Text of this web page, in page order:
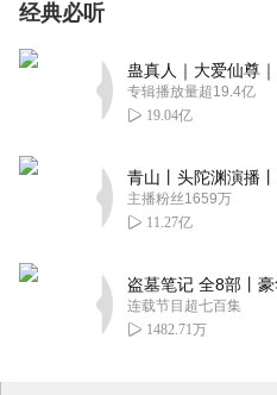
经典必听
专辑播放量超19.4亿
19.04亿
主播粉丝1659万
11.27亿
连载节目超七百集
1482.71万